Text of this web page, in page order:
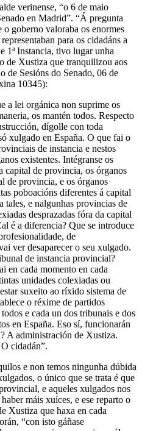
verinense, “o 6 de maio
en Madrid”. “Á pregunta
goberno valoraba os enormes
para os cidadáns a
1ª Instancia, tivo lugar unha
de Xustiza que tranquilizou aos
de Sesións do Senado, 06 de
10345):
a lei orgánica non suprime os
os mantén todos. Respecto
dígolle con toda
xulgado en España. O que fai o
de instancia e nestos
existentes. Intégranse os
capital de provincia, os órganos
de provincia, e os órganos
poboacións diferentes á capital
tales, e nalgunhas provincias de
desprazadas fóra da capital
é a diferencia? Que se introduce
de
ver desaparecer o seu xulgado.
de instancia provincial?
en cada momento en cada
unidades colexiadas ou
suxeito ao ríxido sistema de
o réxime de partidos
e cada un dos tribunais e dos
en España. Eso sí, funcionarán
A administración de Xustiza.
cidadán”.
e non temos ningunha dúbida
o único que se trata é que
e aqueles xulgados nos
máis xuíces, e ese reparto o
Xustiza que haxa en cada
“con isto gáñase